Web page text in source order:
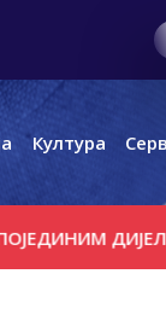
Култура
ДИЈЕЛОВИМА